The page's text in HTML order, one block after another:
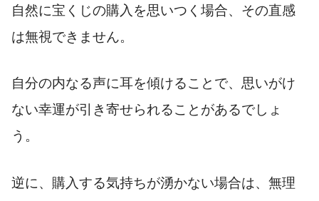
自然に宝くじの購入を思いつく場合、その直感
は無視できません。
自分の内なる声に耳を傾けることで、思いがけ
ない幸運が引き寄せられることがあるでしょ
う。
逆に、購入する気持ちが湧かない場合は、無理